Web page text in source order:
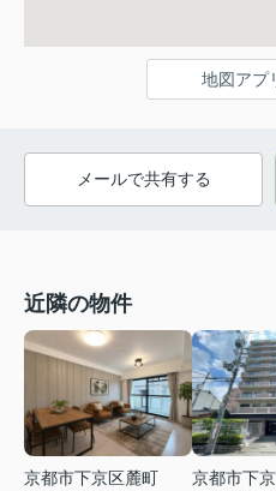
地図アプ
メールで共有する
近隣の物件
京都市下京区麓町
京都市下